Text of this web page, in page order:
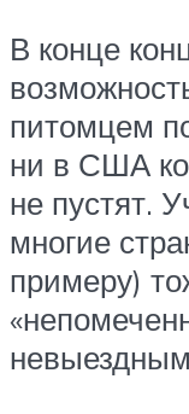
В конце
питомцем
ни в США
не пустят.
многие
примеру)